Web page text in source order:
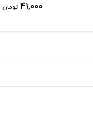
41,000 تومان